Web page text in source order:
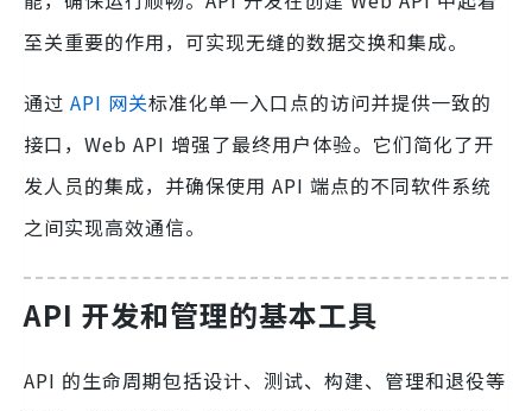
至关重要的作用，可实现无缝的数据交换和集成。
通过 API 网关标准化单一入口点的访问并提供一致的
接口，Web API 增强了最终用户体验。它们简化了开
发人员的集成，并确保使用 API 端点的不同软件系统
之间实现高效通信。
API 开发和管理的基本工具
API 的生命周期包括设计、测试、构建、管理和退役等